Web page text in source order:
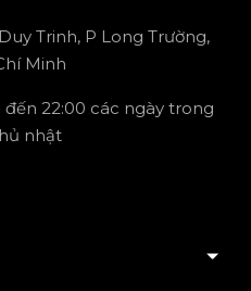
Trinh, P Long Trường,
Minh
đến 22:00 các ngày trong
nhật